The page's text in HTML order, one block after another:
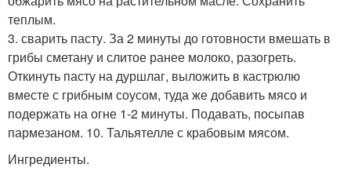
теплым.
3. сварить пасту. За 2 минуты до готовности вмешать в
грибы сметану и слитое ранее молоко, разогреть.
Откинуть пасту на дуршлаг, выложить в кастрюлю
вместе с грибным соусом, туда же добавить мясо и
подержать на огне 1-2 минуты. Подавать, посыпав
пармезаном. 10. Тальятелле с крабовым мясом.
Ингредиенты.